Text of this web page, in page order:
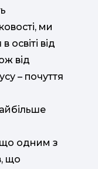
ми
освіті від
від
– почуття
що одним з
що